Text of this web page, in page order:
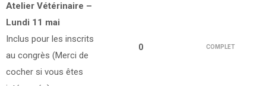
Atelier Vétérinaire –
Lundi 11 mai
Inclus pour les inscrits
au congrès (Merci de
cocher si vous êtes
0 COMPLET